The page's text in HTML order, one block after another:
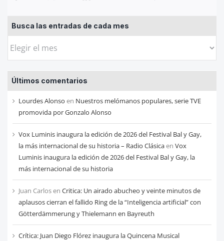
Busca las entradas de cada mes
Busca
entradas
de
cada
mes
Últimos comentarios
Lourdes Alonso en Nuestros melómanos populares, serie TVE
promovida por Gonzalo Alonso
Vox Luminis inaugura la edición de 2026 del Festival Bal y Gay,
la más internacional de su historia – Radio Clásicaen Vox
Luminis inaugura la edición de 2026 del Festival Bal y Gay, la
más internacional de su historia
Juan Carlosen Critica: Un airado abucheo y veinte minutos de
aplausos cierran el fallido Ring de la “Inteligencia artificial” con
Götterdämmerung y Thielemann en Bayreuth
Crítica: Juan Diego Flórez inaugura la Quincena Musical